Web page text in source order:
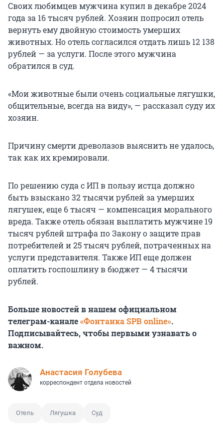
Своих любимцев мужчина купил в декабре 2024
года за 16 тысяч рублей. Хозяин попросил отель
вернуть ему двойную стоимость умерших
животных. Но отель согласился отдать лишь 12 138
рублей — за услуги. После этого мужчина
обратился в суд.
«Мои животные были очень социальные лягушки,
общительные, всегда на виду», — рассказал суду их
хозяин.
Причину смерти древолазов выяснить не удалось,
так как их кремировали.
По решению суда с ИП в пользу истца должно
быть взыскано 32 тысячи рублей за умерших
лягушек, еще 6 тысяч — компенсация морального
вреда. Также отель обязан выплатить мужчине 19
тысяч рублей штрафа по Закону о защите прав
потребителей и 25 тысяч рублей, потраченных на
услуги представителя. Также ИП еще должен
оплатить госпошлину в бюджет — 4 тысячи
рублей.
Больше новостей в нашем официальном
телеграм-канале«Фонтанка SPB online».
Подписывайтесь, чтобы первыми узнавать о
важном.
Анастасия Голубева
корреспондент отдела новостей
Отель Лягушка Суд